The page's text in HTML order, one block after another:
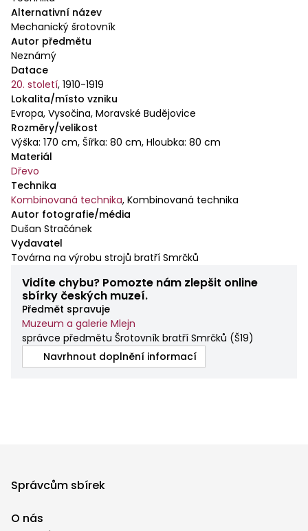
Alternativní název
Mechanický šrotovník
Autor předmětu
Neznámý
Datace
20. století, 1910-1919
Lokalita/místo vzniku
Evropa, Vysočina, Moravské Budějovice
Rozměry/velikost
Výška: 170 cm, Šířka: 80 cm, Hloubka: 80 cm
Materiál
Dřevo
Technika
Kombinovaná technika, Kombinovaná technika
Autor fotografie/média
Dušan Stračánek
Vydavatel
Továrna na výrobu strojů bratří Smrčků
Vidíte chybu? Pomozte nám zlepšit online
sbírky českých muzeí.
Předmět spravuje
Muzeum a galerie Mlejn
správce předmětu Šrotovník bratří Smrčků (Š19)
Navrhnout doplnění informací
Správcům sbírek
O nás